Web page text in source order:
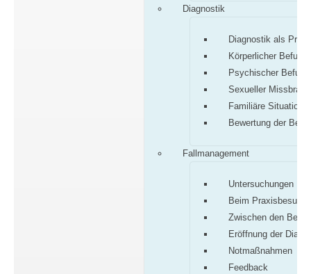
Diagnostik
Diagnostik als
Körperlicher Befund
Psychischer Befund
Sexueller
Familiäre Situation
Bewertung der
Fallmanagement
Untersuchungen
Beim Praxisbesuch
Zwischen den
Eröffnung der
Notmaßnahmen
Feedback